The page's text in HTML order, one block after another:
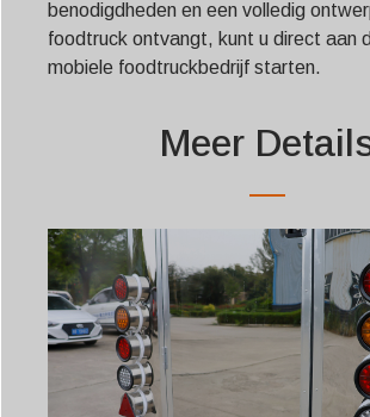
benodigdheden en een volledig
foodtruck ontvangt, kunt u direct aan
mobiele foodtruckbedrijf starten.
Meer